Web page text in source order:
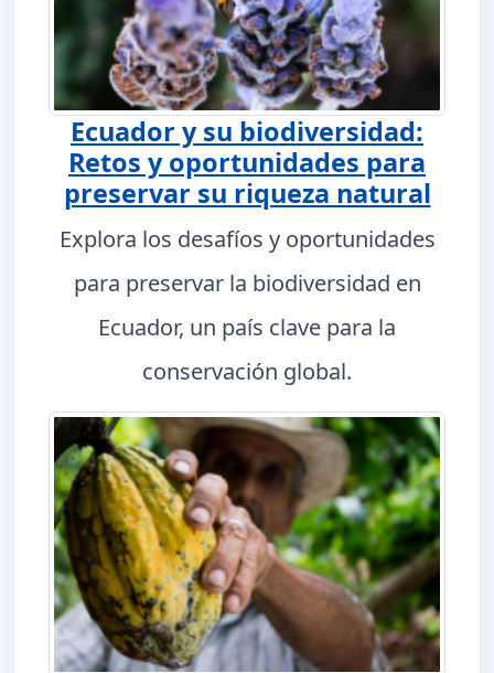
Ecuador y su biodiversidad:
Retos y oportunidades para
preservar su riqueza natural
Explora los desafíos y oportunidades
para preservar la biodiversidad en
Ecuador, un país clave para la
conservación global.